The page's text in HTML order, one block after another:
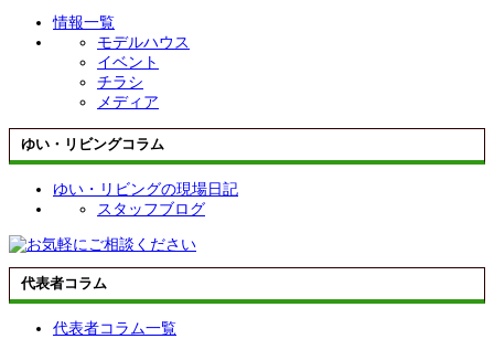
情報一覧
モデルハウス
イベント
チラシ
メディア
ゆい・リビングコラム
ゆい・リビングの現場日記
スタッフブログ
代表者コラム
代表者コラム一覧